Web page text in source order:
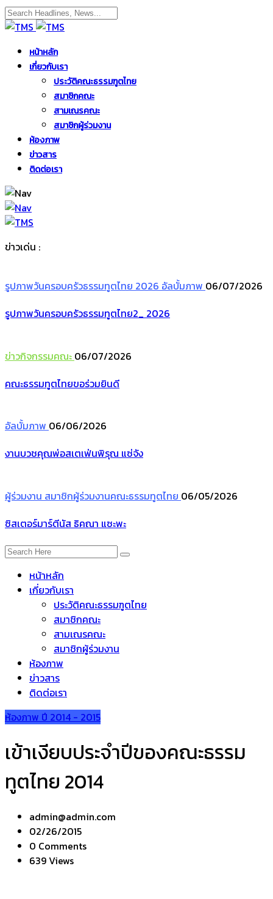
หน้าหลัก
เกี่ยวกับเรา
ประวัติคณะธรรมฑูตไทย
สมาชิกคณะ
สามเณรคณะ
สมาชิกผู้ร่วมงาน
ห้องภาพ
ข่าวสาร
ติดต่อเรา
ข่าวเด่น :
รูปภาพวันครอบครัวธรรมทูตไทย 2026 อัลบั้มภาพ 06/07/2026
รูปภาพวันครอบครัวธรรมทูตไทย2_ 2026
ข่าวกิจกรรมคณะ 06/07/2026
คณะธรรมทูตไทยขอร่วมยินดี
อัลบั้มภาพ 06/06/2026
งานบวชคุณพ่อสเตเฟ่นพิรุณ แซ่จัง
ผู้ร่วมงาน สมาชิกผู้ร่วมงานคณะธรรมทูตไทย 06/05/2026
ซิสเตอร์มาร์ตีนัส ธิคณา แซะพะ
หน้าหลัก
เกี่ยวกับเรา
ประวัติคณะธรรมฑูตไทย
สมาชิกคณะ
สามเณรคณะ
สมาชิกผู้ร่วมงาน
ห้องภาพ
ข่าวสาร
ติดต่อเรา
ห้องภาพ ปี 2014 - 2015
เข้าเงียบประจำปีของคณะธรรม
ทูตไทย 2014
admin@admin.com
02/26/2015
0 Comments
639 Views